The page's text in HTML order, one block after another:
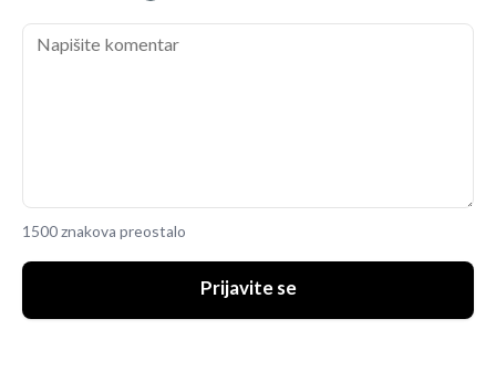
1500 znakova preostalo
Prijavite se